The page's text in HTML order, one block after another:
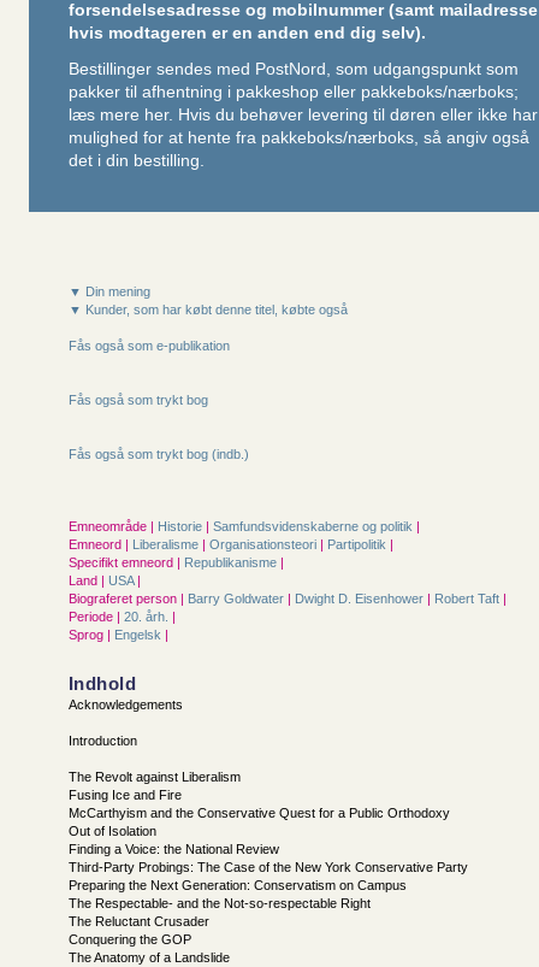
forsendelsesadresse og mobilnummer (samt mailadresse
hvis modtageren er en anden end dig selv).
Bestillinger sendes med PostNord, som udgangspunkt som
pakker til afhentning i pakkeshop eller pakkeboks/nærboks;
læs mere her. Hvis du behøver levering til døren eller ikke har
mulighed for at hente fra pakkeboks/nærboks, så angiv også
det i din bestilling.
▼ Din mening
▼ Kunder, som har købt denne titel, købte også
Fås også som e-publikation
Fås også som trykt bog
Fås også som trykt bog (indb.)
Emneområde | Historie | Samfunds­videnskaberne og politik |
Emneord | Liberalisme | Organisationsteori | Partipolitik |
Specifikt emneord | Republikanisme |
Land | USA |
Biograferet person | Barry Goldwater | Dwight D. Eisenhower | Robert Taft |
Periode | 20. årh. |
Sprog | Engelsk |
Indhold
Acknowledgements
Introduction
The Revolt against Liberalism
Fusing Ice and Fire
McCarthyism and the Conservative Quest for a Public Orthodoxy
Out of Isolation
Finding a Voice: the National Review
Third-Party Probings: The Case of the New York Conservative Party
Preparing the Next Generation: Conservatism on Campus
The Respectable- and the Not-so-respectable Right
The Reluctant Crusader
Conquering the GOP
The Anatomy of a Landslide